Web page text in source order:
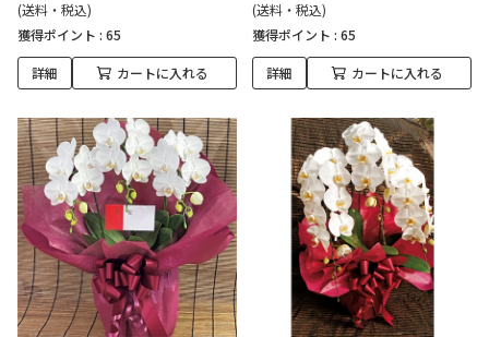
(送料・税込)
獲得ポイント : 65
詳細 カートに入れる
(送料・税込)
獲得ポイント : 65
詳細 カートに入れる